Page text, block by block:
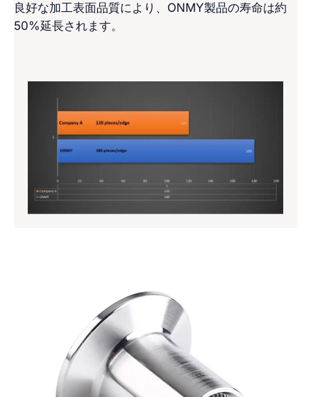
良好な加工表面品質により、ONMY製品の寿命は約
50%延長されます。